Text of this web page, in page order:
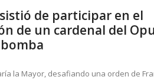
de participar en el
de un cardenal del
la Mayor, desafiando una orden de